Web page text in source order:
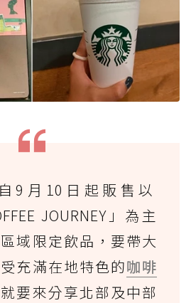
自9月10日起販售以
JOURNEY」為主
域限定飲品，要帶大
充滿在地特色的咖啡
要來分享北部及中部